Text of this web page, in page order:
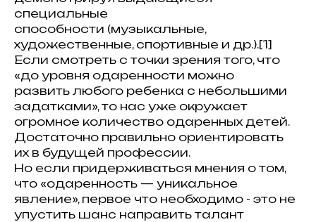
специальные
способности (музыкальные,
художественные, спортивные и др.).[1]
Если смотреть с точки зрения того, что
«до уровня одаренности можно
развить любого ребенка с небольшими
задатками», то нас уже окружает
огромное количество одаренных детей.
Достаточно правильно ориентировать
их в будущей профессии.
Но если придерживаться мнения о том,
что «одаренность — уникальное
явление», первое что необходимо - это не
упустить шанс направить талант